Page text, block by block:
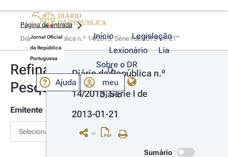
Jornal Oficial
da República
Portuguesa
Início
Legislação
Lexionário
Lia
Sobre o DR
Ajuda
O
meu
Diário
Página de entrada
Diário da República n.º 14/2013, Série I de 2013-01-21
Refinar
Pesquisa
Emitente
Selecionar
Diário da República n.º
14/2013, Série I de
2013-01-21
Sumário